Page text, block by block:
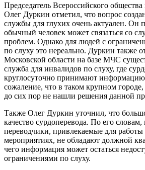
Председатель Всероссийского
Олег Дуркин отметил, что вопрос
службы для глухих очень актуален. Он
обычный человек может связаться со
проблем. Однако для людей с
по слуху это нереально. Дуркин также
Московской области на базе МЧС
служба для инвалидов по слуху, где
круглосуточно принимают
сожаление, что в таком крупном
до сих пор не нашли решения данной
Также Олег Дуркин уточнил, что
качество сурдоперевода. По его словам,
переводчики, привлекаемые для работы
мероприятиях, не обладают должной
чего информация может остаться
ограничениями по слуху.